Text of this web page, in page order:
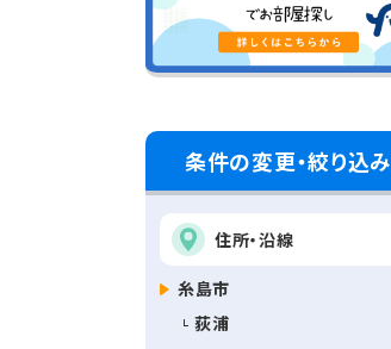
条件の変更・絞り込み
住所・沿線
糸島市
荻浦